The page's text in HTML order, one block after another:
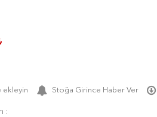
ekleyin Stoğa Girince Haber Ver
: